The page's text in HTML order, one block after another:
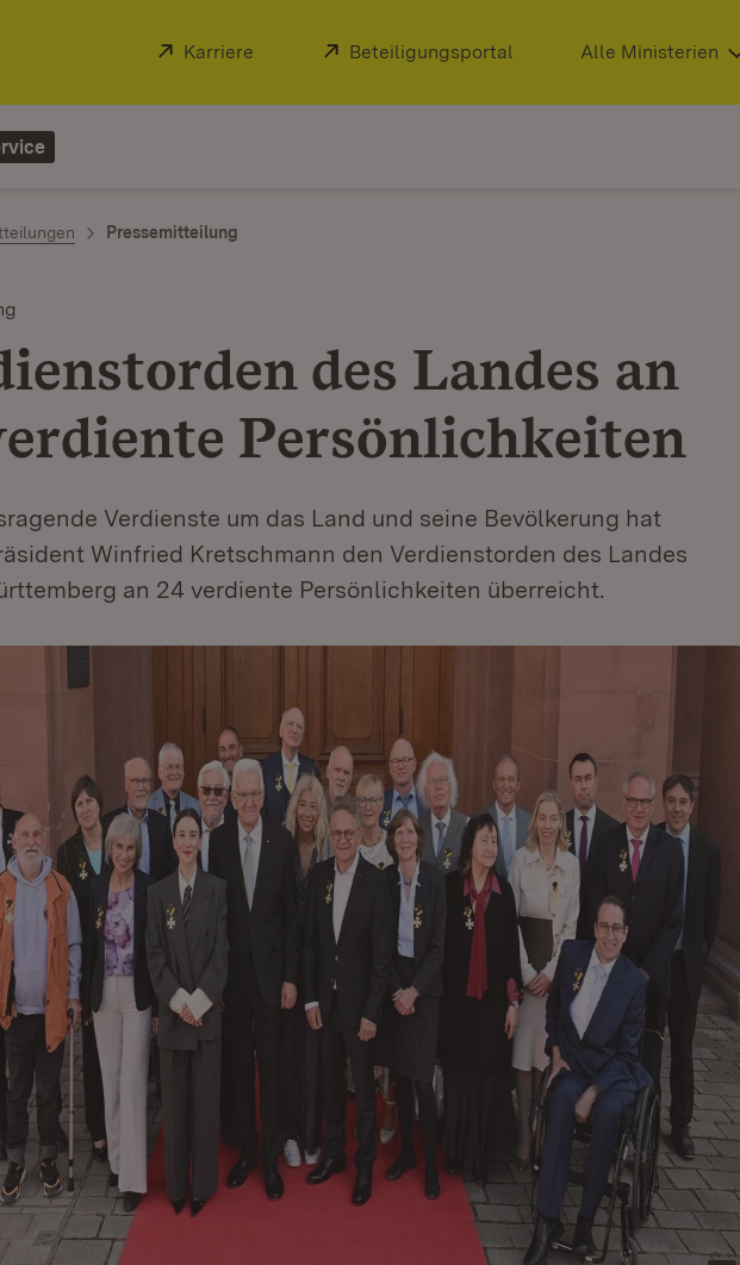
Extern:
Karriere (Öffnet in neuem Fenster)
Extern:
Beteiligungsportal (Öffnet in neuem Fenster)
Alle Ministerien
Pressemitteilung
des Landes an
Persönlichkeiten
Verdienste um das Land und seine Bevölkerung hat
Winfried Kretschmann den Verdienstorden des Landes
an 24 verdiente Persönlichkeiten überreicht.